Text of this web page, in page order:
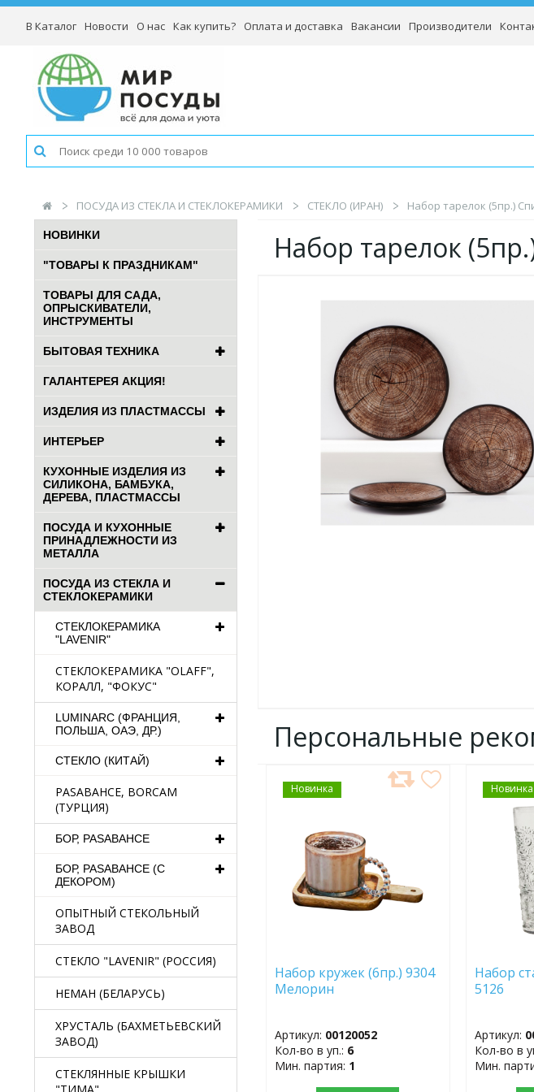
В Каталог Новости О нас Как купить? Оплата и доставка Вакансии Производители
ПОСУДА ИЗ СТЕКЛА И СТЕКЛОКЕРАМИКИ СТЕКЛО (ИРАН) Набор тарелок (5пр.)
НОВИНКИ
"ТОВАРЫ К ПРАЗДНИКАМ"
ТОВАРЫ ДЛЯ САДА,
ОПРЫСКИВАТЕЛИ,
ИНСТРУМЕНТЫ
БЫТОВАЯ ТЕХНИКА
ГАЛАНТЕРЕЯ АКЦИЯ!
ИЗДЕЛИЯ ИЗ ПЛАСТМАССЫ
ИНТЕРЬЕР
КУХОННЫЕ ИЗДЕЛИЯ ИЗ
СИЛИКОНА, БАМБУКА,
ДЕРЕВА, ПЛАСТМАССЫ
ПОСУДА И КУХОННЫЕ
ПРИНАДЛЕЖНОСТИ ИЗ
МЕТАЛЛА
ПОСУДА ИЗ СТЕКЛА И
СТЕКЛОКЕРАМИКИ
СТЕКЛОКЕРАМИКА
"LAVENIR"
СТЕКЛОКЕРАМИКА "OLAFF",
КОРАЛЛ, "ФОКУС"
LUMINARC (ФРАНЦИЯ,
ПОЛЬША, ОАЭ, ДР.)
СТЕКЛО (КИТАЙ)
PASABAHCE, BORCAM
(ТУРЦИЯ)
БОР, PASABAHCE
БОР, PASABAHCE (С
ДЕКОРОМ)
ОПЫТНЫЙ СТЕКОЛЬНЫЙ
ЗАВОД
СТЕКЛО "LAVENIR" (РОССИЯ)
НЕМАН (БЕЛАРУСЬ)
ХРУСТАЛЬ (БАХМЕТЬЕВСКИЙ
ЗАВОД)
СТЕКЛЯННЫЕ КРЫШКИ
Набор тарелок
Персональные
Новинка
ДОБАВИТЬ
В
Набор кружек (6пр.) 9304
Мелорин
Артикул: 00120052
Кол-во в уп.: 6
Мин. партия: 1
Новинка
В
Набор
5126
Артикул:
Кол-во в
Мин.